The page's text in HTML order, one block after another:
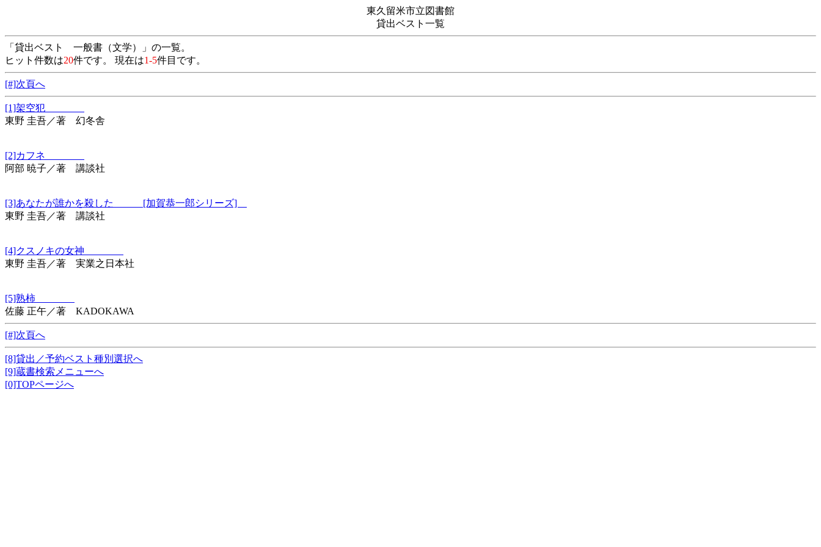
東久留米市立図書館
貸出ベスト一覧
「貸出ベスト 一般書（文学）」の一覧。
ヒット件数は20件です。 現在は1-5件目です。
[#]次頁へ
[1]架空犯
東野 圭吾／著 幻冬舎
[2]カフネ
阿部 暁子／著 講談社
[3]あなたが誰かを殺した [加賀恭一郎シリーズ]
東野 圭吾／著 講談社
[4]クスノキの女神
東野 圭吾／著 実業之日本社
[5]熟柿
佐藤 正午／著 KADOKAWA
[#]次頁へ
[8]貸出／予約ベスト種別選択へ
[9]蔵書検索メニューへ
[0]TOPページへ